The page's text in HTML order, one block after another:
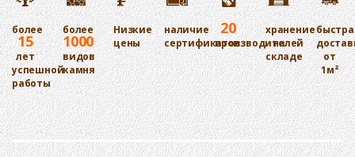
более
15
лет
успешной
работы
более
1000
видов
камня
Низкие
цены
наличие
сертификатов
20
производителей
хранение
на
складе
от
1м²